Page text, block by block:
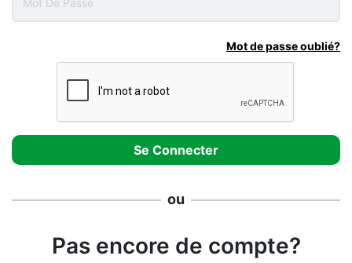
Mot de passe oublié?
ou
Pas encore de compte?